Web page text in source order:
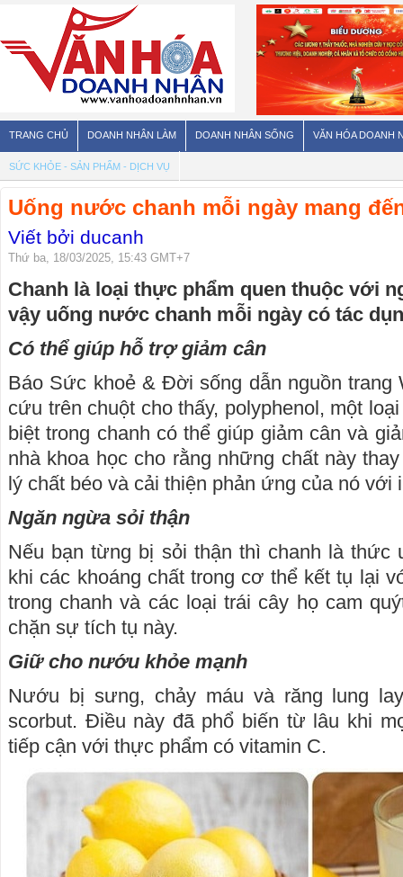
TRANG CHỦ DOANH NHÂN LÀM DOANH NHÂN SỐNG VĂN HÓA DOANH
SỨC KHỎE - SẢN PHẨM - DỊCH VỤ
Uống nước chanh mỗi ngày mang
Viết bởi ducanh
Thứ ba, 18/03/2025, 15:43 GMT+7
Chanh là loại thực phẩm quen thuộc với
vậy uống nước chanh mỗi ngày có tác
Có thể giúp hỗ trợ giảm cân
Báo Sức khoẻ & Đời sống dẫn nguồn trang
cứu trên chuột cho thấy, polyphenol, một
biệt trong chanh có thể giúp giảm cân và
nhà khoa học cho rằng những chất này
lý chất béo và cải thiện phản ứng của nó với
Ngăn ngừa sỏi thận
Nếu bạn từng bị sỏi thận thì chanh là thức
khi các khoáng chất trong cơ thể kết tụ lại
trong chanh và các loại trái cây họ cam
chặn sự tích tụ này.
Giữ cho nướu khỏe mạnh
Nướu bị sưng, chảy máu và răng lung
scorbut. Điều này đã phổ biến từ lâu khi
tiếp cận với thực phẩm có vitamin C.